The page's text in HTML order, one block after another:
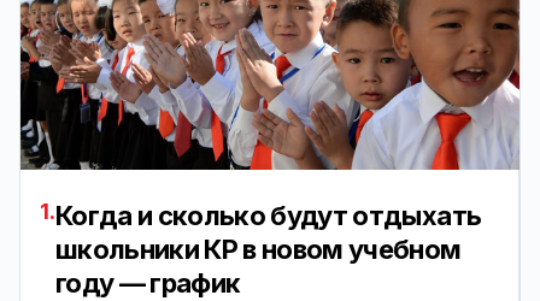
1.Когда и сколько будут отдыхать
школьники КР в новом учебном
году — график